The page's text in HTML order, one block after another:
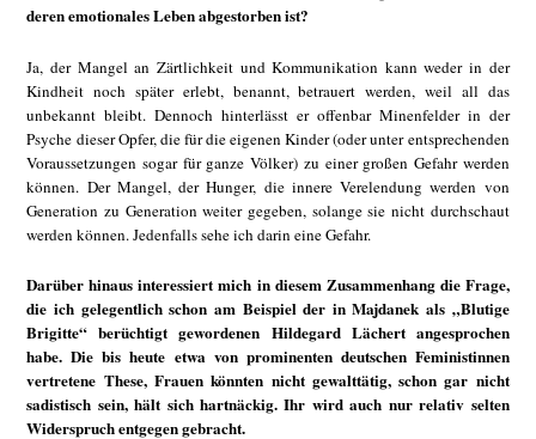
deren emotionales Leben abgestorben ist?
Ja, der Mangel an Zärtlichkeit und Kommunikation kann weder in der
Kindheit noch später erlebt, benannt, betrauert werden, weil all das
unbekannt bleibt. Dennoch hinterlässt er offenbar Minenfelder in der
Psyche dieser Opfer, die für die eigenen Kinder (oder unter entsprechenden
Voraussetzungen sogar für ganze Völker) zu einer großen Gefahr werden
können. Der Mangel, der Hunger, die innere Verelendung werden von
Generation zu Generation weiter gegeben, solange sie nicht durchschaut
werden können. Jedenfalls sehe ich darin eine Gefahr.
Darüber hinaus interessiert mich in diesem Zusammenhang die Frage,
die ich gelegentlich schon am Beispiel der in Majdanek als „Blutige
Brigitte“ berüchtigt gewordenen Hildegard Lächert angesprochen
habe. Die bis heute etwa von prominenten deutschen Feministinnen
vertretene These, Frauen könnten nicht gewalttätig, schon gar nicht
sadistisch sein, hält sich hartnäckig. Ihr wird auch nur relativ selten
Widerspruch entgegen gebracht.